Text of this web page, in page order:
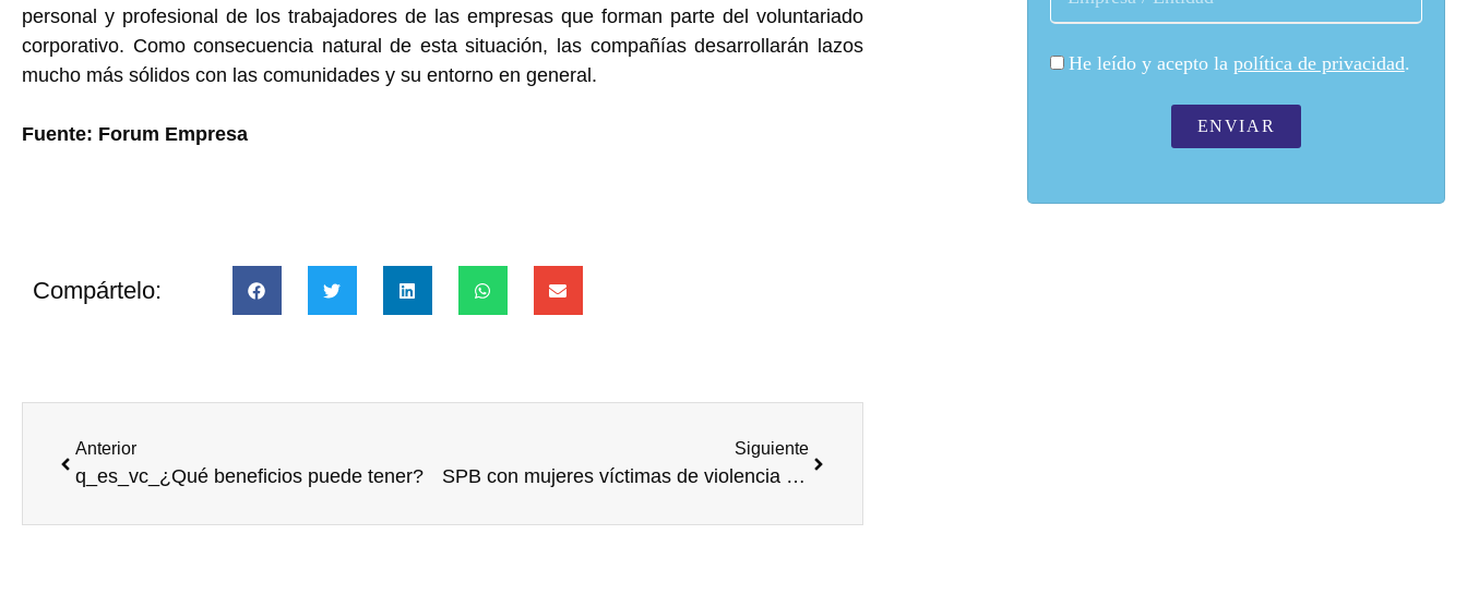
personal y profesional de los trabajadores de las empresas que forman parte del voluntariado
corporativo. Como consecuencia natural de esta situación, las compañías desarrollarán lazos
mucho más sólidos con las comunidades y su entorno en general.
Fuente: Forum Empresa
Compártelo:
Anterior
q_es_vc_¿Qué beneficios puede tener?
Siguiente
SPB con mujeres víctimas de violencia de género
He leído y acepto la política de privacidad.
ENVIAR